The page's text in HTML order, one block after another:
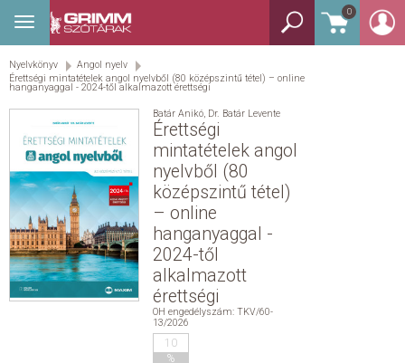
0
Toggle
navigation
Nyelvkönyv
Angol nyelv
Érettségi mintatételek angol nyelvből (80 középszintű tétel) – online
hanganyaggal - 2024-től alkalmazott érettségi
Batár Anikó, Dr. Batár Levente
Érettségi
mintatételek angol
nyelvből (80
középszintű tétel)
– online
hanganyaggal -
2024-től
alkalmazott
érettségi
OH engedélyszám: TKV/60-
13/2026
10
%
BEJELENTKEZÉS
TANULÓSZÓTÁR
GYEREKSZÓTÁR
KÉPES SZÓTÁR
KÉZISZÓTÁR
EGYÉB SZÓTÁR
NYELVKÖNYV